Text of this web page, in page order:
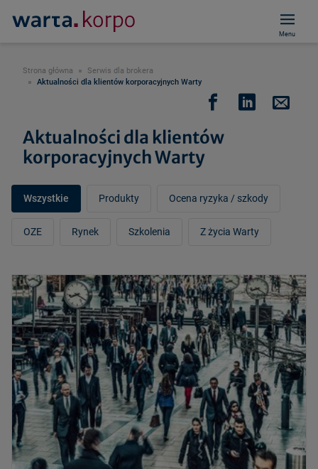
Menu
Strona główna
Serwis dla brokera
Aktualności dla klientów korporacyjnych Warty
Aktualności dla klientów
korporacyjnych Warty
Wszystkie Produkty Ocena ryzyka / szkody
OZE Rynek Szkolenia Z życia Warty